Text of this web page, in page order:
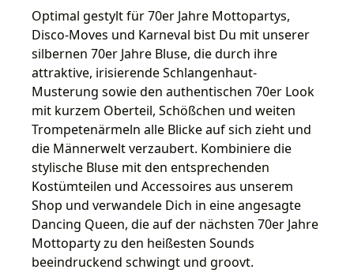
Optimal gestylt für 70er Jahre Mottopartys,
Disco-Moves und Karneval bist Du mit unserer
silbernen 70er Jahre Bluse, die durch ihre
attraktive, irisierende Schlangenhaut-
Musterung sowie den authentischen 70er Look
mit kurzem Oberteil, Schößchen und weiten
Trompetenärmeln alle Blicke auf sich zieht und
die Männerwelt verzaubert. Kombiniere die
stylische Bluse mit den entsprechenden
Kostümteilen und Accessoires aus unserem
Shop und verwandele Dich in eine angesagte
Dancing Queen, die auf der nächsten 70er Jahre
Mottoparty zu den heißesten Sounds
beeindruckend schwingt und groovt.